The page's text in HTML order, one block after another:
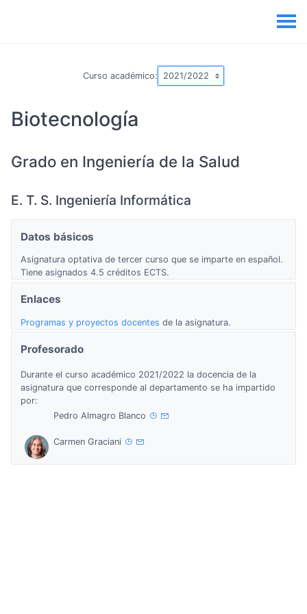
Curso académico:
Biotecnología
Grado en Ingeniería de la Salud
E. T. S. Ingeniería Informática
Datos básicos
Asignatura optativa de tercer curso que se imparte en español.
Tiene asignados 4.5 créditos ECTS.
Enlaces
Programas y proyectos docentes de la asignatura.
Profesorado
Durante el curso académico 2021/2022 la docencia de la
asignatura que corresponde al departamento se ha impartido
por:
Pedro Almagro Blanco
Carmen Graciani